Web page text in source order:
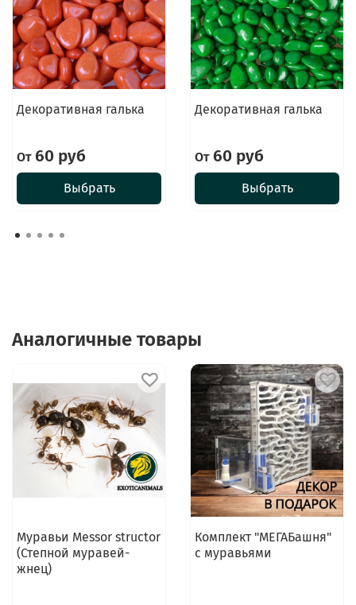
Декоративная галька
От60 руб
Выбрать
Декоративная галька
От60 руб
Выбрать
Аналогичные товары
Муравьи Messor structor
(Степной муравей-
жнец)
Комплект "МЕГАБашня"
с муравьями